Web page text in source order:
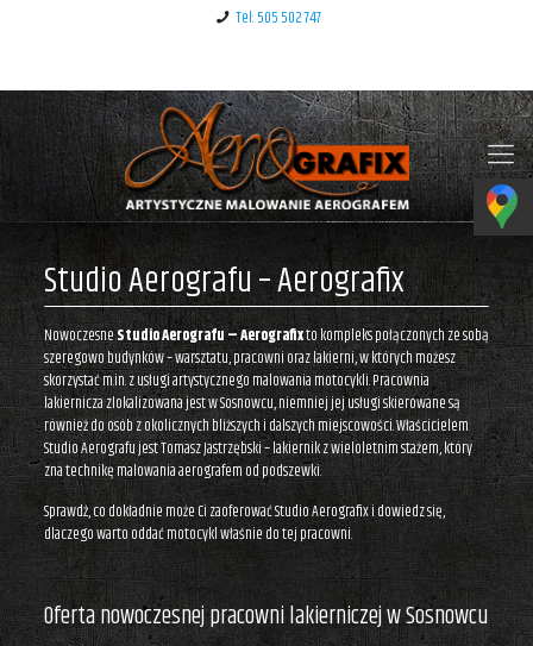
Tel: 505 502 747
Studio Aerografu – Aerografix
NowoczesneStudio Aerografu – Aerografixto kompleks połączonych ze sobą
szeregowo budynków – warsztatu, pracowni oraz lakierni, w których możesz
skorzystać m.in. z usługi artystycznego malowania motocykli. Pracownia
lakiernicza zlokalizowana jest w Sosnowcu, niemniej jej usługi skierowane są
również do osób z okolicznych bliższych i dalszych miejscowości. Właścicielem
Studio Aerografu jest Tomasz Jastrzębski – lakiernik z wieloletnim stażem, który
zna technikę malowania aerografem od podszewki.
Sprawdź, co dokładnie może Ci zaoferować Studio Aerografix i dowiedz się,
dlaczego warto oddać motocykl właśnie do tej pracowni.
Oferta nowoczesnej pracowni lakierniczej w Sosnowcu